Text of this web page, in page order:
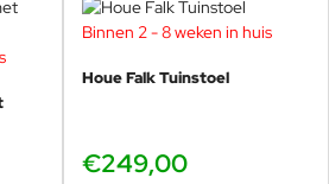
Binnen 2 - 8 weken in huis
Houe Falk Tuinstoel
€249,00